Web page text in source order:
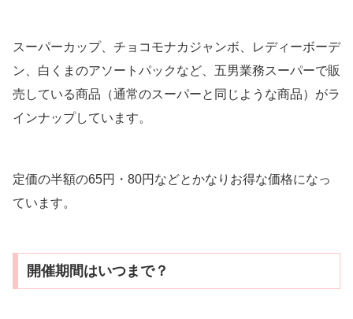
スーパーカップ、チョコモナカジャンボ、レディーボーデ
ン、白くまのアソートパックなど、五男業務スーパーで販
売している商品（通常のスーパーと同じような商品）がラ
インナップしています。
定価の半額の65円・80円などとかなりお得な価格になっ
ています。
開催期間はいつまで？